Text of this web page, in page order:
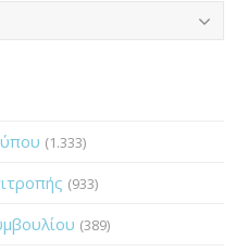
(1.333)
(933)
(389)